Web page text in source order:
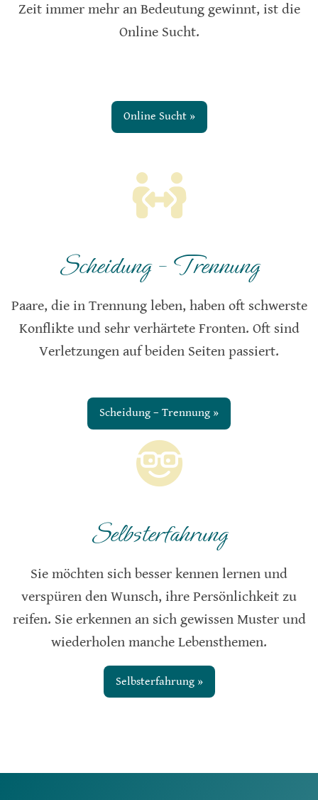
Zeit immer mehr an Bedeutung gewinnt, ist die
Online Sucht.
Online Sucht »
Scheidung – Trennung
Paare, die in Trennung leben, haben oft schwerste
Konflikte und sehr verhärtete Fronten. Oft sind
Verletzungen auf beiden Seiten passiert.
Scheidung – Trennung »
Selbsterfahrung
Sie möchten sich besser kennen lernen und
verspüren den Wunsch, ihre Persönlichkeit zu
reifen. Sie erkennen an sich gewissen Muster und
wiederholen manche Lebensthemen.
Selbsterfahrung »